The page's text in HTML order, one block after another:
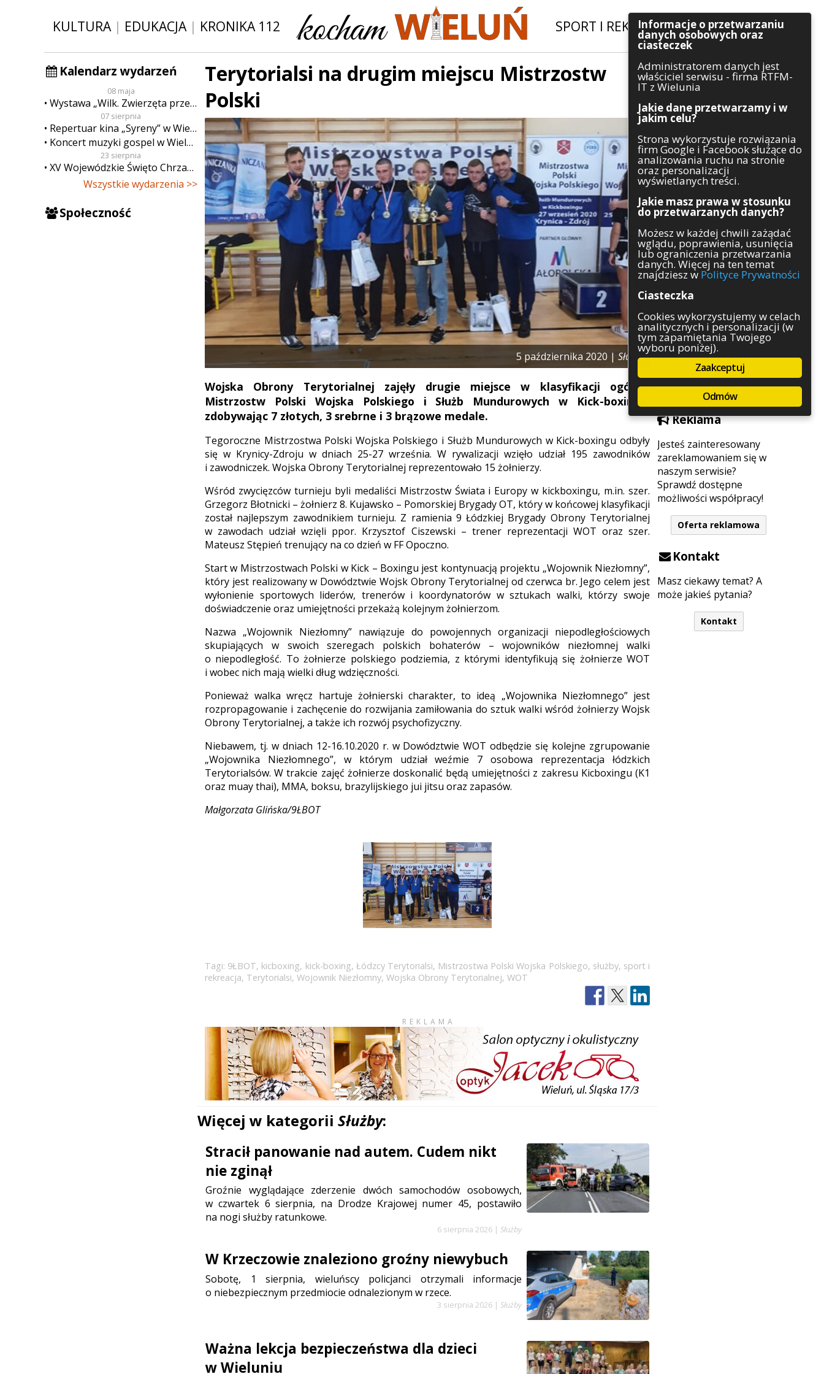
KULTURA| EDUKACJA| KRONIKA 112 SPORT I REKREACJA|INWESTYCJE
Kalendarz wydarzeń
08 maja
Wystawa „Wilk. Zwierzęta przeklęte”
07 sierpnia
Repertuar kina „Syreny” w Wieluniu w dn. od 7 do 13 sierpnia
Koncert muzyki gospel w Wieluniu
23 sierpnia
XV Wojewódzkie Święto Chrzanu
Wszystkie wydarzenia >>
Społeczność
Szukaj
Kategorie
Architektura
Gospodarka
Handel
Komunikaty
Kultura
Polityka
Pozostałe
Psychologia
Rolnictwo
Służby
Sport
Środowisko
Szkolnictwo
Wydarzenia
Zapowiedzi
Zdrowie
Reklama
Jesteś zainteresowany
zareklamowaniem się w
naszym serwisie?
Sprawdź dostępne
możliwości współpracy!
Oferta reklamowa
Kontakt
Masz ciekawy temat? A
może jakieś pytania?
Kontakt
Terytorialsi na drugim miejscu Mistrzostw
Polski
5 października 2020 |Służby
Wojska Obrony Terytorialnej zajęły drugie miejsce w klasyfikacji ogólnej
Mistrzostw Polski Wojska Polskiego i Służb Mundurowych w Kick-boxingu,
zdobywając 7 złotych, 3 srebrne i 3 brązowe medale.
Tegoroczne Mistrzostwa Polski Wojska Polskiego i Służb Mundurowych w Kick-boxingu odbyły
się w Krynicy-Zdroju w dniach 25-27 września. W rywalizacji wzięło udział 195 zawodników
i zawodniczek. Wojska Obrony Terytorialnej reprezentowało 15 żołnierzy.
Wśród zwycięzców turnieju byli medaliści Mistrzostw Świata i Europy w kickboxingu, m.in. szer.
Grzegorz Błotnicki – żołnierz 8. Kujawsko – Pomorskiej Brygady OT, który w końcowej klasyfikacji
został najlepszym zawodnikiem turnieju. Z ramienia 9 Łódzkiej Brygady Obrony Terytorialnej
w zawodach udział wzięli ppor. Krzysztof Ciszewski – trener reprezentacji WOT oraz szer.
Mateusz Stępień trenujący na co dzień w FF Opoczno.
Start w Mistrzostwach Polski w Kick – Boxingu jest kontynuacją projektu „Wojownik Niezłomny”,
który jest realizowany w Dowództwie Wojsk Obrony Terytorialnej od czerwca br. Jego celem jest
wyłonienie sportowych liderów, trenerów i koordynatorów w sztukach walki, którzy swoje
doświadczenie oraz umiejętności przekażą kolejnym żołnierzom.
Nazwa „Wojownik Niezłomny” nawiązuje do powojennych organizacji niepodległościowych
skupiających w swoich szeregach polskich bohaterów – wojowników niezłomnej walki
o niepodległość. To żołnierze polskiego podziemia, z którymi identyfikują się żołnierze WOT
i wobec nich mają wielki dług wdzięczności.
Ponieważ walka wręcz hartuje żołnierski charakter, to ideą „Wojownika Niezłomnego” jest
rozpropagowanie i zachęcenie do rozwijania zamiłowania do sztuk walki wśród żołnierzy Wojsk
Obrony Terytorialnej, a także ich rozwój psychofizyczny.
Niebawem, tj. w dniach 12-16.10.2020 r. w Dowództwie WOT odbędzie się kolejne zgrupowanie
„Wojownika Niezłomnego”, w którym udział weźmie 7 osobowa reprezentacja łódzkich
Terytorialsów. W trakcie zajęć żołnierze doskonalić będą umiejętności z zakresu Kicboxingu (K1
oraz muay thai), MMA, boksu, brazylijskiego jui jitsu oraz zapasów.
Małgorzata Glińska/9ŁBOT
Tagi: 9ŁBOT, kicboxing, kick-boxing, Łódzcy Terytorialsi, Mistrzostwa Polski Wojska Polskiego, służby, sport i
rekreacja, Terytorialsi, Wojownik Niezłomny, Wojska Obrony Terytorialnej, WOT
REKLAMA
Więcej w kategorii Służby:
Stracił panowanie nad autem. Cudem nikt
nie zginął
Groźnie wyglądające zderzenie dwóch samochodów osobowych,
w czwartek 6 sierpnia, na Drodze Krajowej numer 45, postawiło
na nogi służby ratunkowe.
6 sierpnia 2026 | Służby
W Krzeczowie znaleziono groźny niewybuch
Sobotę, 1 sierpnia, wieluńscy policjanci otrzymali informacje
o niebezpiecznym przedmiocie odnalezionym w rzece.
3 sierpnia 2026 | Służby
Ważna lekcja bezpieczeństwa dla dzieci
w Wieluniu
Informacje o przetwarzaniu
danych osobowych oraz
ciasteczek
Administratorem danych jest
właściciel serwisu - firma RTFM-
IT z Wielunia
Jakie dane przetwarzamy i w
jakim celu?
Strona wykorzystuje rozwiązania
firm Google i Facebook służące do
analizowania ruchu na stronie
oraz personalizacji
wyświetlanych treści.
Jakie masz prawa w stosunku
do przetwarzanych danych?
Możesz w każdej chwili zażądać
wglądu, poprawienia, usunięcia
lub ograniczenia przetwarzania
danych. Więcej na ten temat
znajdziesz w Polityce Prywatności
Ciasteczka
Cookies wykorzystujemy w celach
analitycznych i personalizacji (w
tym zapamiętania Twojego
wyboru poniżej).
Zaakceptuj
Odmów